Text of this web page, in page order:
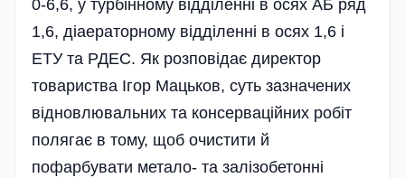
0-6,6, у турбінному відділенні в осях АБ ряд
1,6, діаераторному відділенні в осях 1,6 і
ЕТУ та РДЕС. Як розповідає директор
товариства Ігор Мацьков, суть зазначених
відновлювальних та консерваційних робіт
полягає в тому, щоб очистити й
пофарбувати метало- та залізобетонні